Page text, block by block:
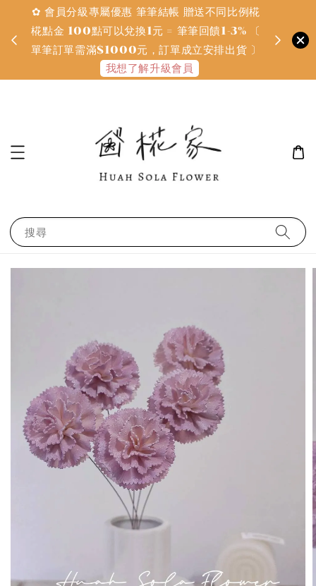
✿ 會員分級專屬優惠 筆筆結帳 贈送不同比例椛
椛點金 100點可以兌換1元 = 筆筆回饋1-3% 〔
單筆訂單需滿$1000元，訂單成立安排出貨 〕
我想了解升級會員
搜尋